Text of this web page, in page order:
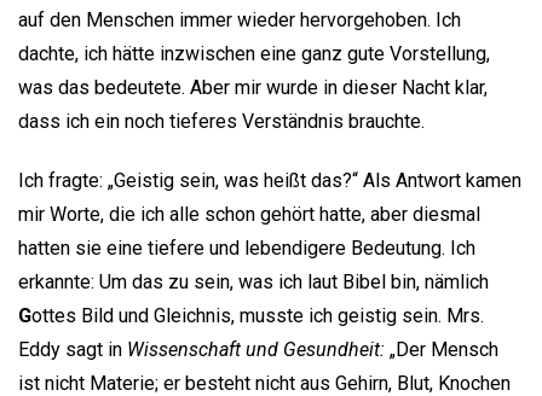
auf den Menschen immer wieder hervorgehoben. Ich
dachte, ich hätte inzwischen eine ganz gute Vorstellung,
was das bedeutete. Aber mir wurde in dieser Nacht klar,
dass ich ein noch tieferes Verständnis brauchte.
Ich fragte: „Geistig sein, was heißt das?“ Als Antwort kamen
mir Worte, die ich alle schon gehört hatte, aber diesmal
hatten sie eine tiefere und lebendigere Bedeutung. Ich
erkannte: Um das zu sein, was ich laut Bibel bin, nämlich
Gottes Bild und Gleichnis, musste ich geistig sein. Mrs.
Eddy sagt in Wissenschaft und Gesundheit: „Der Mensch
ist nicht Materie; er besteht nicht aus Gehirn, Blut, Knochen